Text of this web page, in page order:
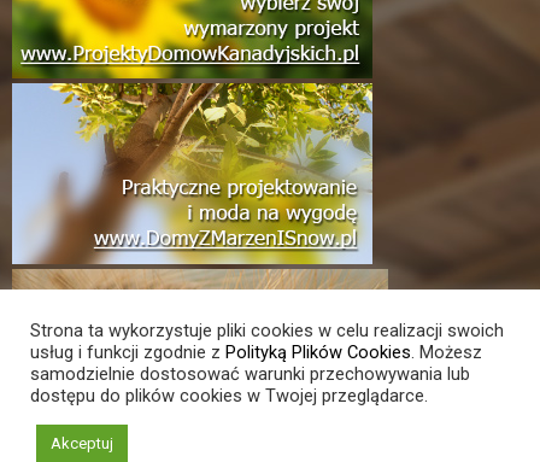
Strona ta wykorzystuje pliki cookies w celu realizacji swoich
usług i funkcji zgodnie z Polityką Plików Cookies. Możesz
samodzielnie dostosować warunki przechowywania lub
dostępu do plików cookies w Twojej przeglądarce.
Akceptuj